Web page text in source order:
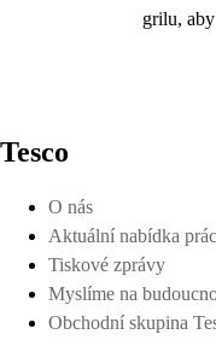
grilu,
Tesco
O nás
Aktuální nabídka
Tiskové zprávy
Myslíme na
Obchodní skupina